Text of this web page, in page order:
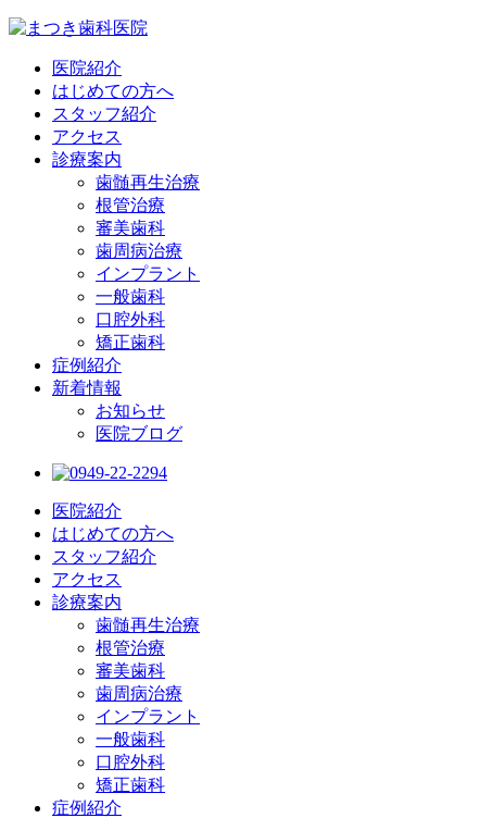
医院紹介
はじめての方へ
スタッフ紹介
アクセス
診療案内
歯髄再生治療
根管治療
審美歯科
歯周病治療
インプラント
一般歯科
口腔外科
矯正歯科
症例紹介
新着情報
お知らせ
医院ブログ
医院紹介
はじめての方へ
スタッフ紹介
アクセス
診療案内
歯髄再生治療
根管治療
審美歯科
歯周病治療
インプラント
一般歯科
口腔外科
矯正歯科
症例紹介